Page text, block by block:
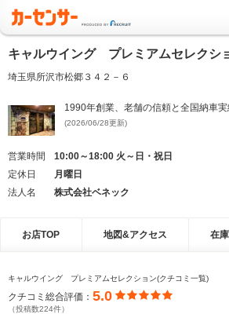
キャルウイング プレミアムセレクシ
埼玉県所沢市松郷３４２－６
1990年創業、老舗の信頼と全国納車
(2026/06/28更新)
営業時間
10:00～18:00 火～日・祝日
定休日
月曜日
法人名
株式会社ベネック
お店TOP 地図&アクセス 在
キャルウイング プレミアムセレクション(クチコミ一覧)
クチコミ総合評価： 5.0
（投稿数224件）